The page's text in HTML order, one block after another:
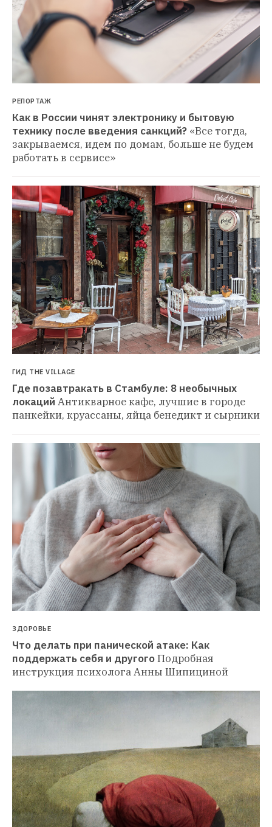
РЕПОРТАЖ
Как в России чинят электронику и бытовую
технику после введения санкций? «Все тогда,
закрываемся, идем по домам, больше не будем
работать в сервисе»
ГИД THE VILLAGE
Где позавтракать в Стамбуле: 8 необычных
локаций Антикварное кафе, лучшие в городе
панкейки, круассаны, яйца бенедикт и сырники
ЗДОРОВЬЕ
Что делать при панической атаке: Как
поддержать себя и другогоПодробная
инструкция психолога Анны Шипициной